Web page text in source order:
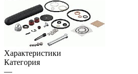
Характеристики
Категория
—